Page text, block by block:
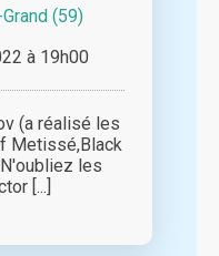
(59)
à 19h00
(a réalisé les
Metissé,Black
les
[...]